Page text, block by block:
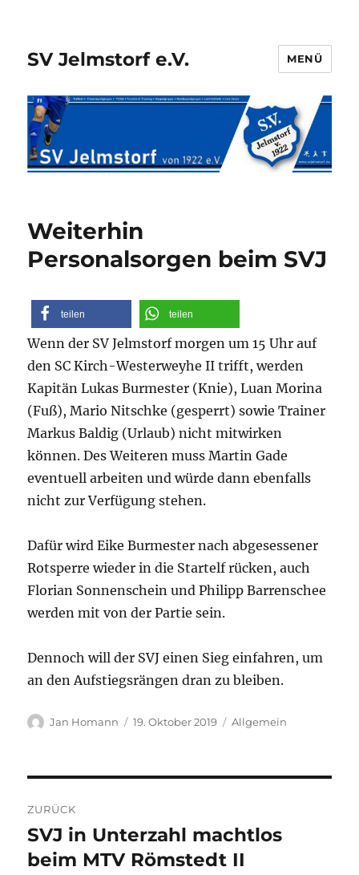
SV Jelmstorf e.V. MENÜ
Weiterhin
Personalsorgen beim SVJ
teilen teilen
Wenn der SV Jelmstorf morgen um 15 Uhr auf
den SC Kirch-Westerweyhe II trifft, werden
Kapitän Lukas Burmester (Knie), Luan Morina
(Fuß), Mario Nitschke (gesperrt) sowie Trainer
Markus Baldig (Urlaub) nicht mitwirken
können. Des Weiteren muss Martin Gade
eventuell arbeiten und würde dann ebenfalls
nicht zur Verfügung stehen.
Dafür wird Eike Burmester nach abgesessener
Rotsperre wieder in die Startelf rücken, auch
Florian Sonnenschein und Philipp Barrenschee
werden mit von der Partie sein.
Dennoch will der SVJ einen Sieg einfahren, um
an den Aufstiegsrängen dran zu bleiben.
Autor
Jan Homann
Veröffentlicht
19. Oktober 2019 Kategorien
Allgemein
ZURÜCK
Vorheriger
Beitrag:
SVJ in Unterzahl machtlos
beim MTV Römstedt II